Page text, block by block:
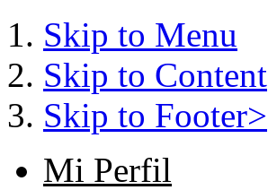
Skip to Menu
Skip to Content
Skip to Footer>
Mi Perfil